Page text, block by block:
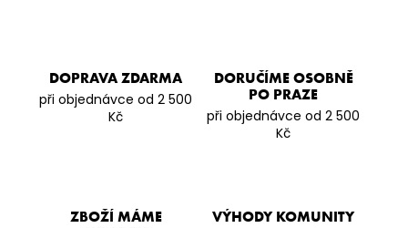
DOPRAVA ZDARMA
při objednávce od 2 500
Kč
DORUČÍME OSOBNĚ
PO PRAZE
při objednávce od 2 500
Kč
ZBOŽÍ MÁME
VÝHODY KOMUNITY